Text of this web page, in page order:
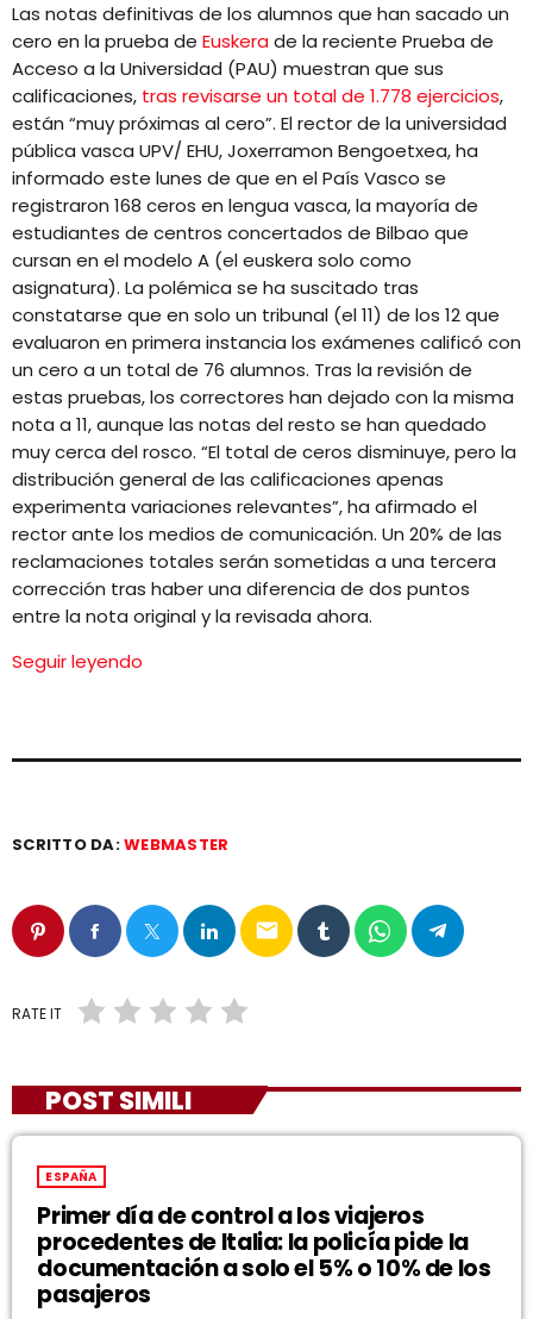
Las notas definitivas de los alumnos que han sacado un
cero en la prueba de Euskerade la reciente Prueba de
Acceso a la Universidad (PAU) muestran que sus
calificaciones, tras revisarse un total de 1.778 ejercicios,
están “muy próximas al cero”. El rector de la universidad
pública vasca UPV/ EHU, Joxerramon Bengoetxea, ha
informado este lunes de que en el País Vasco se
registraron 168 ceros en lengua vasca, la mayoría de
estudiantes de centros concertados de Bilbao que
cursan en el modelo A (el euskera solo como
asignatura). La polémica se ha suscitado tras
constatarse que en solo un tribunal (el 11) de los 12 que
evaluaron en primera instancia los exámenes calificó con
un cero a un total de 76 alumnos. Tras la revisión de
estas pruebas, los correctores han dejado con la misma
nota a 11, aunque las notas del resto se han quedado
muy cerca del rosco. “El total de ceros disminuye, pero la
distribución general de las calificaciones apenas
experimenta variaciones relevantes”, ha afirmado el
rector ante los medios de comunicación. Un 20% de las
reclamaciones totales serán sometidas a una tercera
corrección tras haber una diferencia de dos puntos
entre la nota original y la revisada ahora.
Seguir leyendo
SCRITTO DA:WEBMASTER
email
RATE IT
POST SIMILI
ESPAÑA
Primer día de control a los viajeros
procedentes de Italia: la policía pide la
documentación a solo el 5% o 10% de los
pasajeros